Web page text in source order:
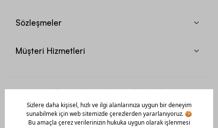
Sözleşmeler
Müşteri Hizmetleri